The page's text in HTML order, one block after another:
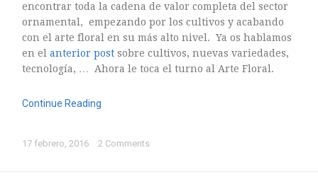
encontrar toda la cadena de valor completa del sector
ornamental, empezando por los cultivos y acabando
con el arte floral en su más alto nivel. Ya os hablamos
en elanterior post sobre cultivos, nuevas variedades,
tecnología, … Ahora le toca el turno al Arte Floral.
Continue Reading
17 febrero, 2016 2 Comments